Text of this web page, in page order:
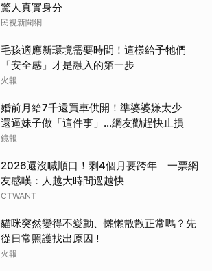
驚人真實身分
民視新聞網
毛孩適應新環境需要時間！這樣給予牠們
「安全感」才是融入的第一步
火報
婚前月給7千還買車供開！準婆婆嫌太少
還逼妹子做「這件事」…網友勸趕快止損
鏡報
2026還沒喊順口！剩4個月要跨年 一票網
友感嘆：人越大時間過越快
CTWANT
貓咪突然變得不愛動、懶懶散散正常嗎？先
從日常照護找出原因 !
火報